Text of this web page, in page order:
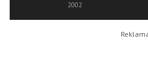
2002